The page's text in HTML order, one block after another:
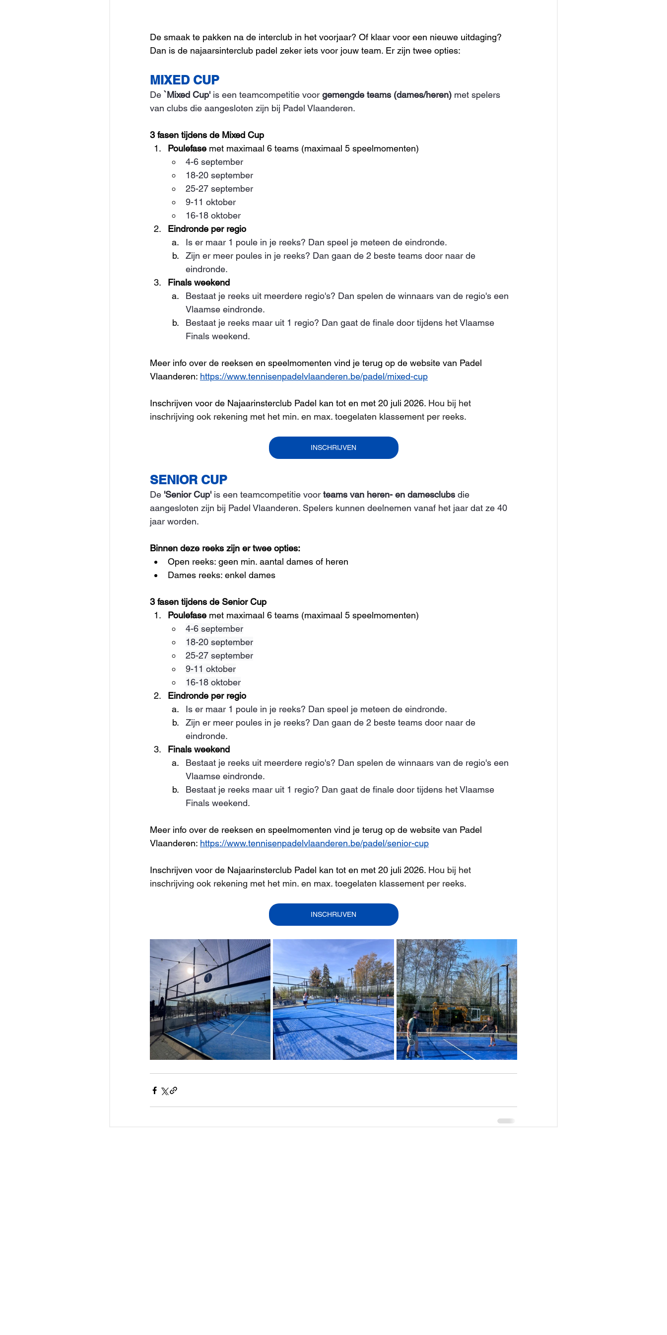
De smaak te pakken na de interclub in het voorjaar? Of klaar voor een nieuwe uitdaging?
Dan is de najaarsinterclub padel zeker iets voor jouw team. Er zijn twee opties:
MIXED CUP
De `Mixed Cup' is een teamcompetitie voor gemengde teams (dames/heren) met spelers
van clubs die aangesloten zijn bij Padel Vlaanderen.
3 fasen tijdens de Mixed Cup
Poulefase met maximaal 6 teams (maximaal 5 speelmomenten)
4-6 september
18-20 september
25-27 september
9-11 oktober
16-18 oktober
Eindronde per regio
Is er maar 1 poule in je reeks? Dan speel je meteen de eindronde.
Zijn er meer poules in je reeks? Dan gaan de 2 beste teams door naar de
eindronde.
Finals weekend
Bestaat je reeks uit meerdere regio's? Dan spelen de winnaars van de regio's een
Vlaamse eindronde.
Bestaat je reeks maar uit 1 regio? Dan gaat de finale door tijdens het Vlaamse
Finals weekend.
Meer info over de reeksen en speelmomenten vind je terug op de website van Padel
Vlaanderen: https://www.tennisenpadelvlaanderen.be/padel/mixed-cup
Inschrijven voor de Najaarinsterclub Padel kan tot en met 20 juli 2026. Hou bij het
inschrijving ook rekening met het min. en max. toegelaten klassement per reeks.
INSCHRIJVEN
SENIOR CUP
De 'Senior Cup' is een teamcompetitie voor teams van heren- en damesclubs die
aangesloten zijn bij Padel Vlaanderen. Spelers kunnen deelnemen vanaf het jaar dat ze 40
jaar worden.
Binnen deze reeks zijn er twee opties:
Open reeks: geen min. aantal dames of heren
Dames reeks: enkel dames
3 fasen tijdens de Senior Cup
Poulefase met maximaal 6 teams (maximaal 5 speelmomenten)
4-6 september
18-20 september
25-27 september
9-11 oktober
16-18 oktober
Eindronde per regio
Is er maar 1 poule in je reeks? Dan speel je meteen de eindronde.
Zijn er meer poules in je reeks? Dan gaan de 2 beste teams door naar de
eindronde.
Finals weekend
Bestaat je reeks uit meerdere regio's? Dan spelen de winnaars van de regio's een
Vlaamse eindronde.
Bestaat je reeks maar uit 1 regio? Dan gaat de finale door tijdens het Vlaamse
Finals weekend.
Meer info over de reeksen en speelmomenten vind je terug op de website van Padel
Vlaanderen: https://www.tennisenpadelvlaanderen.be/padel/senior-cup
Inschrijven voor de Najaarinsterclub Padel kan tot en met 20 juli 2026. Hou bij het
inschrijving ook rekening met het min. en max. toegelaten klassement per reeks.
INSCHRIJVEN